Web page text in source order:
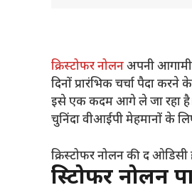
क्रिस्टोफर नोलनअपनी
दिनों प्रारंभिक चर्चा पैदा
इसे एक कदम आगे ले जा रहा
चुनिंदा वीआईपी मेहमानों के
क्रिस्टोफर नोलन की द
क्रिस्टोफर